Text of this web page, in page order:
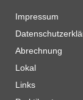
Impressum
Abrechnung
Lokal
Links